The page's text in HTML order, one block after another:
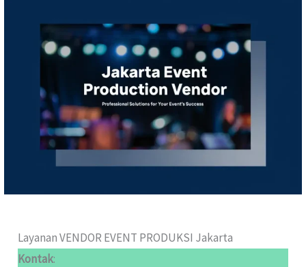
Layanan VENDOR EVENT PRODUKSI Jakarta
Kontak: